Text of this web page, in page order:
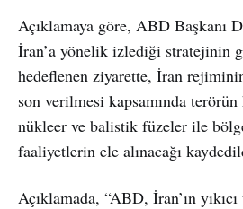
Açıklamaya göre, ABD Başkanı
İran’a yönelik izlediği stratejinin
hedeflenen ziyarette, İran
son verilmesi kapsamında
nükleer ve balistik füzeler ile
faaliyetlerin ele alınacağı
Açıklamada, “ABD, İran’ın